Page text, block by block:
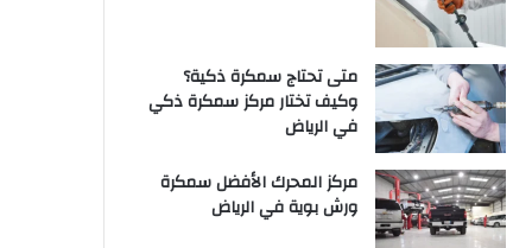
متى تحتاج سمكرة ذكية؟
وكيف تختار مركز سمكرة ذكي
في الرياض
مركز المحرك الأفضل سمكرة
ورش بوية في الرياض